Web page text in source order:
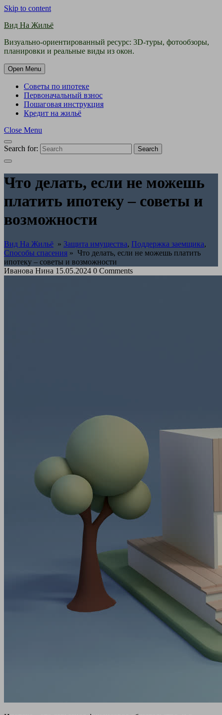
Skip to content
Вид На Жильё
Визуально-ориентированный ресурс: 3D-туры, фотообзоры,
планировки и реальные виды из окон.
Open Menu
Советы по ипотеке
Первоначальный взнос
Пошаговая инструкция
Кредит на жильё
Close Menu
Search for: Search
Что делать, если не можешь
платить ипотеку – советы и
возможности
Вид На Жильё » Защита имущества, Поддержка заемщика,
Способы спасения » Что делать, если не можешь платить
ипотеку – советы и возможности
Иванова Нина 15.05.2024 0 Comments